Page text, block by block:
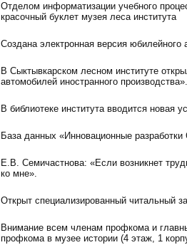
Отделом информатизации учебного
красочный буклет музея леса института
Создана электронная версия
В Сыктывкарском лесном институте
автомобилей иностранного производства».
В библиотеке института вводится новая
База данных «Инновационные
Е.В. Семичастнова: «Если возникнет
ко мне».
Открыт специализированный читальный
Внимание всем членам профкома и
профкома в музее истории (4 этаж, 1